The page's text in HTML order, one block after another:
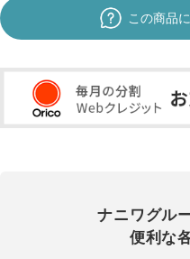
この商品
ナニワグル
便利な